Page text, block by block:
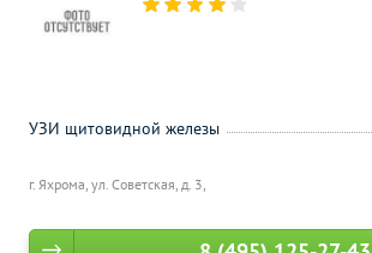
г. Яхрома, ул. Советская, д. 3,
УЗИ щитовидной железы